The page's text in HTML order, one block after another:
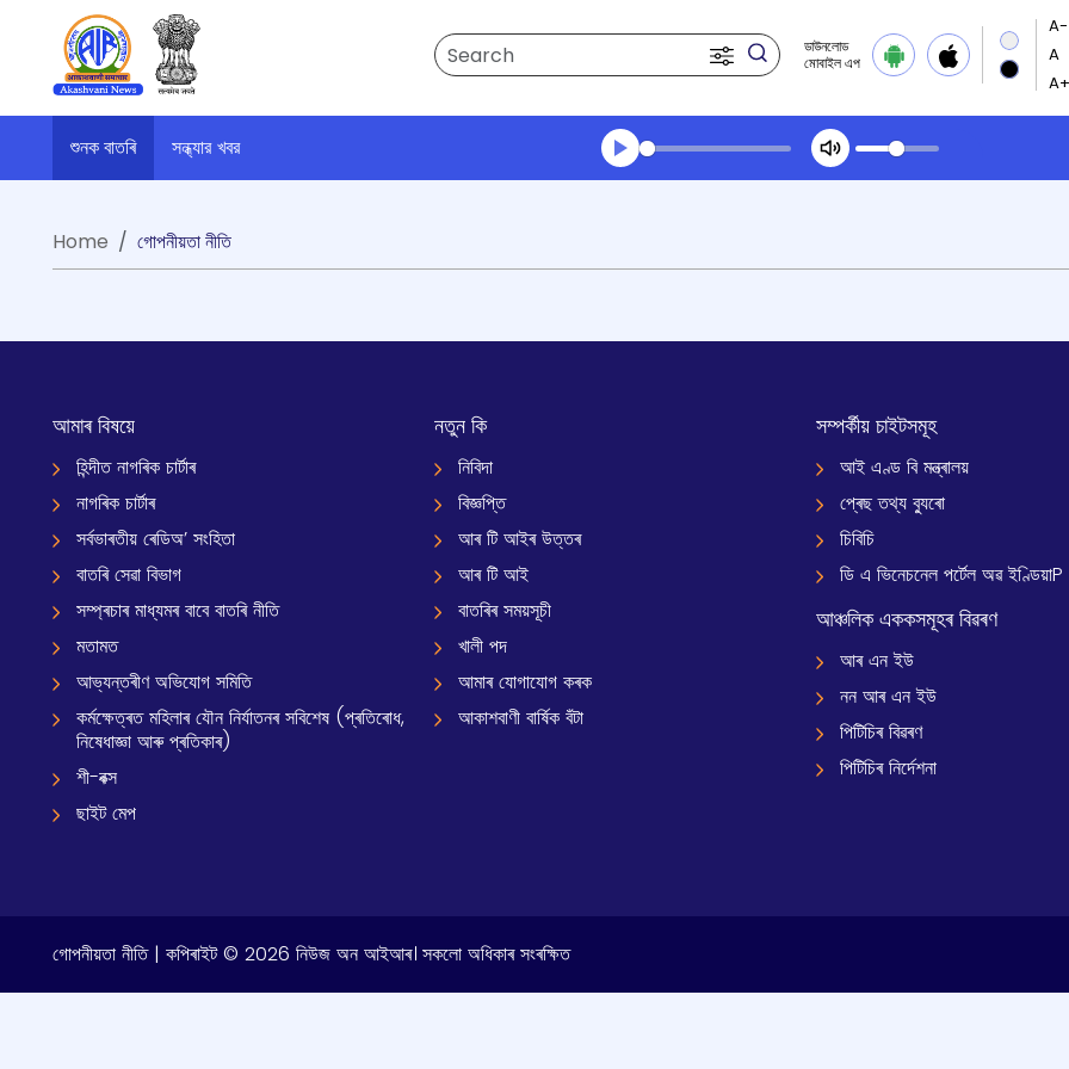
Search
ডাউনলোড
মোবাইল এপ
শুনক বাতৰি সন্ধ্যার খবর
Transcript summary
Home
গোপনীয়তা নীতি
আমাৰ বিষয়ে
হিন্দীত নাগৰিক চাৰ্টাৰ
নাগৰিক চাৰ্টাৰ
সৰ্বভাৰতীয় ৰেডিঅ’ সংহিতা
বাতৰি সেৱা বিভাগ
সম্প্ৰচাৰ মাধ্যমৰ বাবে বাতৰি নীতি
মতামত
আভ্যন্তৰীণ অভিযোগ সমিতি
কৰ্মক্ষেত্ৰত মহিলাৰ যৌন নিৰ্যাতনৰ সবিশেষ (প্ৰতিৰোধ,
নিষেধাজ্ঞা আৰু প্ৰতিকাৰ)
শী-বক্স
ছাইট মেপ
নতুন কি
নিবিদা
বিজ্ঞপ্তি
আৰ টি আইৰ উত্তৰ
আৰ টি আই
বাতৰিৰ সময়সূচী
খালী পদ
আমাৰ যোগাযোগ কৰক
আকাশবাণী বাৰ্ষিক বঁটা
সম্পৰ্কীয় চাইটসমূহ
আই এণ্ড বি মন্ত্ৰালয়
প্ৰেছ তথ্য ব্যুৰো
চিবিচি
ডি এ ভিনেচনেল পৰ্টেল অৱ ইণ্ডিয়াP
আঞ্চলিক এককসমূহৰ বিৱৰণ
আৰ এন ইউ
নন আৰ এন ইউ
পিটিচিৰ বিৱৰণ
পিটিচিৰ নিৰ্দেশনা
গোপনীয়তা নীতি| কপিৰাইট © 2026 নিউজ অন আইআৰ। সকলো অধিকাৰ সংৰক্ষিত